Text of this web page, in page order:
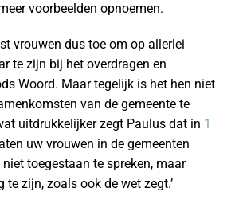
voorbeelden opnoemen.
vrouwen dus toe om op allerlei
te zijn bij het overdragen en
Woord. Maar tegelijk is het hen niet
van de gemeente te
uitdrukkelijker zegt Paulus dat in 1
uw vrouwen in de gemeenten
toegestaan te spreken, maar
te zijn, zoals ook de wet zegt.’